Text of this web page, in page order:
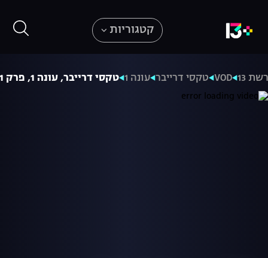
קטגוריות
13
VOD טקסי דרייבר עונה 1 טקסי דרייבר, עונה 1, פרק 1